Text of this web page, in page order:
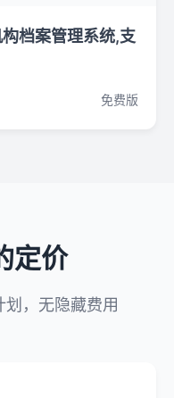
档案管理系统,支
免费版
定价
，无隐藏费用